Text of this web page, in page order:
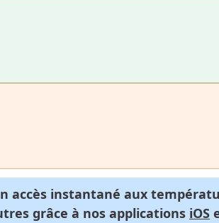
accès instantané aux
grâce à nos applications iOS